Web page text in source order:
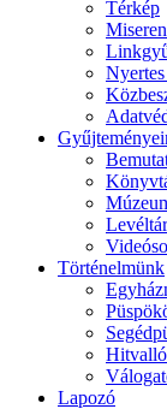
Térkép
Levéltár
Történelmünk
Lapozó